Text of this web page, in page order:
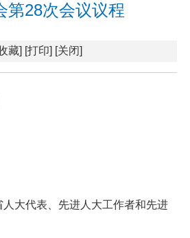
第28次会议议程
藏] [打印] [关闭]
大代表、先进人大工作者和先进